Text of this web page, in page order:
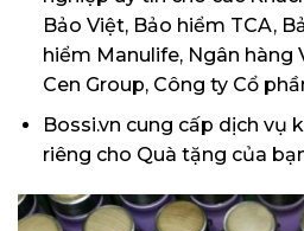
Bảo Việt, Bảo hiểm TCA,
hiểm Manulife, Ngân hàng
Cen Group, Công ty Cổ
Bossi.vn cung cấp dịch vụ
riêng cho Quà tặng của